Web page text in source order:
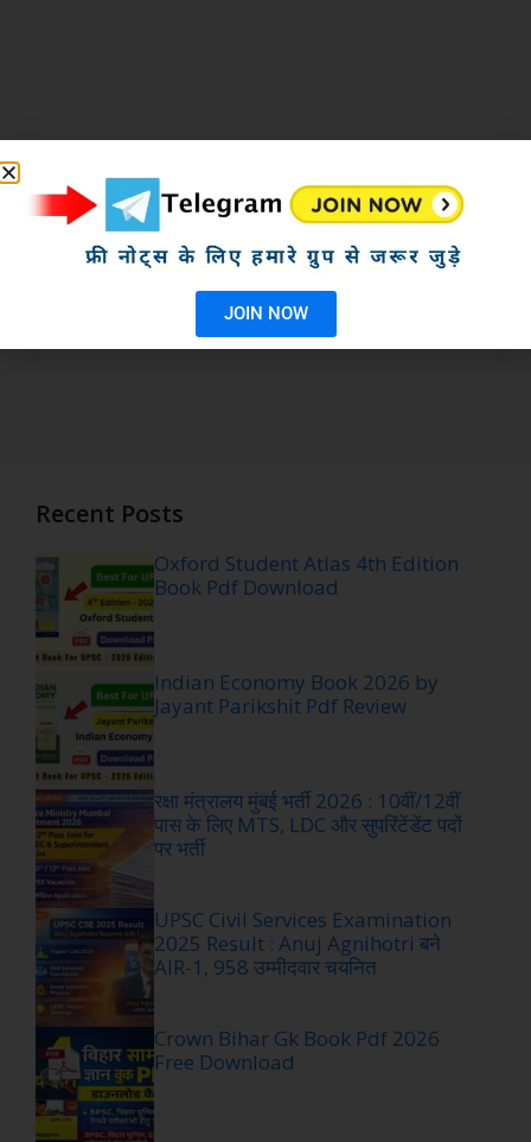
Recent Posts
Oxford Student Atlas 4th Edition
Book Pdf Download
Indian Economy Book 2026 by
Jayant Parikshit Pdf Review
रक्षा मंत्रालय मुंबई भर्ती 2026 : 10वीं/12वीं
पास के लिए MTS, LDC और सुपरिंटेंडेंट पदों
पर भर्ती
UPSC Civil Services Examination
2025 Result : Anuj Agnihotri बने
AIR-1, 958 उम्मीदवार चयनित
Crown Bihar Gk Book Pdf 2026
Free Download
JOIN NOW